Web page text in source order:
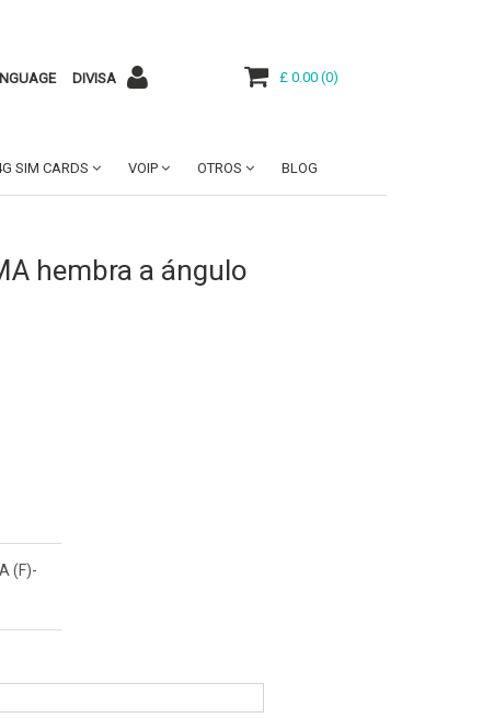
DIVISA £ 0.00 (0)
SIM CARDS VOIP OTROS BLOG
hembra a ángulo
(F)-